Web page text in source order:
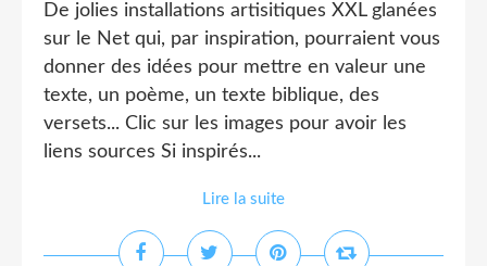
De jolies installations artisitiques XXL glanées
sur le Net qui, par inspiration, pourraient vous
donner des idées pour mettre en valeur une
texte, un poème, un texte biblique, des
versets... Clic sur les images pour avoir les
liens sources Si inspirés...
Lire la suite